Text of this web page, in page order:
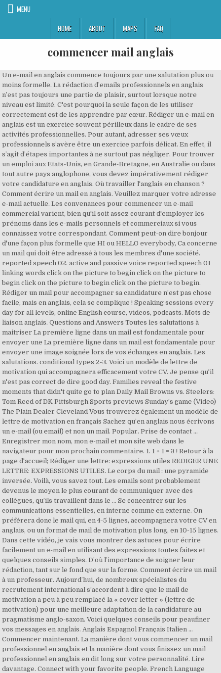
MENU
HOME
ABOUT MAPS FAQ
commencer mail anglais
Un e-mail en anglais commence toujours par une salutation plus ou
moins formelle. La rédaction d’emails professionnels en anglais
n’est pas toujours une partie de plaisir, surtout lorsque notre
niveau est limité. C'est pourquoi la seule façon de les utiliser
correctement est de les apprendre par cœur. Rédiger un e-mail en
anglais est un exercice souvent périlleux dans le cadre de ses
activités professionnelles. Pour autant, adresser ses vœux
professionnels s’avère être un exercice parfois délicat. En effet, il
s’agit d’étapes importantes à ne surtout pas négliger. Pour trouver
un emploi aux Etats-Unis, en Grande-Bretagne, en Australie ou dans
tout autre pays anglophone, vous devez impérativement rédiger
votre candidature en anglais. Où travailler l'anglais en chanson ?
Comment écrire un mail en anglais. Veuillez marquer votre adresse
e-mail actuelle. Les convenances pour commencer un e-mail
commercial varient, bien qu'il soit assez courant d'employer les
prénoms dans les e-mails personnels et commerciaux si vous
connaissez votre correspondant. Comment peut-on dire bonjour
d'une façon plus formelle que HI ou HELLO everybody, Ca concerne
un mail qui doit être adressé à tous les membres d'une société.
reported speech 02. active and passive voice reported speech 01
linking words click on the picture to begin click on the picture to
begin click on the picture to begin click on the picture to begin.
Rédiger un mail pour accompagner sa candidature n’est pas chose
facile, mais en anglais, cela se complique ! Speaking sessions every
day for all levels, online English course, videos, podcasts. Mots de
liaison anglais. Questions and Answers Toutes les salutations à
maitriser La première ligne dans un mail est fondamentale pour
envoyer une La première ligne dans un mail est fondamentale pour
envoyer une image soignée lors de vos échanges en anglais. Les
salutations. conditional types 2-3. Voici un modèle de lettre de
motivation qui accompagnera efficacement votre CV. Je pense qu'il
n'est pas correct de dire good day. Families reveal the festive
moments that didn't quite go to plan Daily Mail Browns vs. Steelers:
Tom Reed of DK Pittsburgh Sports previews Sunday’s game (Video)
The Plain Dealer Cleveland Vous trouverez également un modèle de
lettre de motivation en français Sachez qu’en anglais nous écrivons
un e-mail (ou email) et non un mail. Popular. Prise de contact ...
Enregistrer mon nom, mon e-mail et mon site web dans le
navigateur pour mon prochain commentaire. 1. 1 + 1 = 3 ! Retour à la
page d'accueil; Rédiger une lettre: expressions utiles REDIGER UNE
LETTRE: EXPRESSIONS UTILES. Le corps du mail : une pyramide
inversée. Voilà, vous savez tout. Les emails sont probablement
devenus le moyen le plus courant de communiquer avec des
collègues, qu’ils travaillent dans le … Se concentrer sur les
communications essentielles, en interne comme en externe. On
préférera donc le mail qui, en 4-5 lignes, accompagnera votre CV en
anglais, ou un format de mail de motivation plus long, en 10-15 lignes.
Dans cette vidéo, je vais vous montrer des astuces pour écrire
facilement un e-mail en utilisant des expressions toutes faites et
quelques conseils simples. D’où l’importance de soigner leur
rédaction, tant sur le fond que sur la forme. Comment écrire un mail
à un professeur. Aujourd’hui, de nombreux spécialistes du
recrutement international s’accordent à dire que le mail de
motivation a peu à peu remplacé la « cover letter » (lettre de
motivation) pour une meilleure adaptation de la candidature au
pragmatisme anglo-saxon. Voici quelques conseils pour peaufiner
vos messages en anglais. Anglais Espagnol Français Italien ...
Commencer maintenant. La manière dont vous commencer un mail
professionnel en anglais et la manière dont vous finissez un mail
professionnel en anglais en dit long sur votre personnalité. Lire
davantage. Connect with your favorite people. French Language